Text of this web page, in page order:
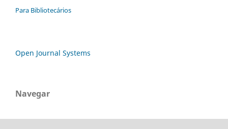
Para Bibliotecários
Open Journal Systems
Navegar